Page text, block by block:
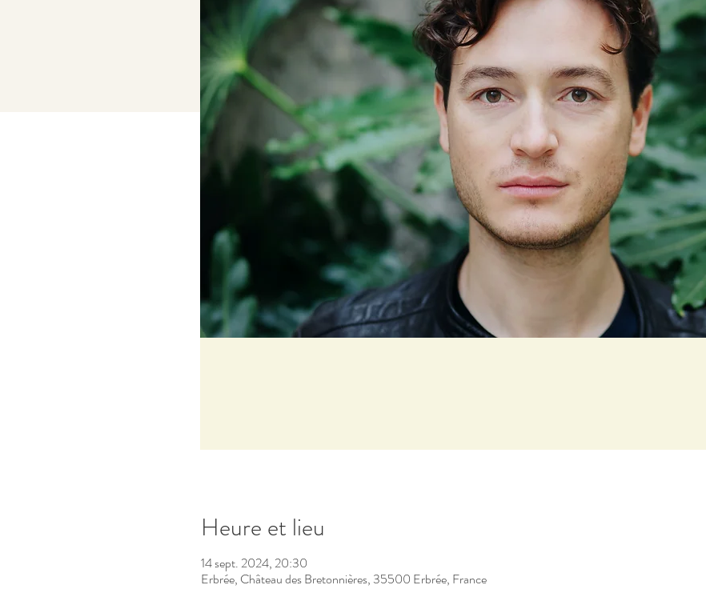
Heure et lieu
14 sept. 2024, 20:30
Erbrée, Château des Bretonnières, 35500 Erbrée, France